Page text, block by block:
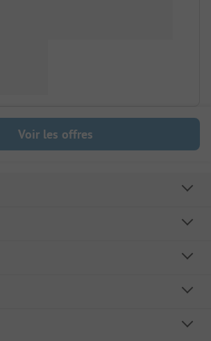
Voir les offres